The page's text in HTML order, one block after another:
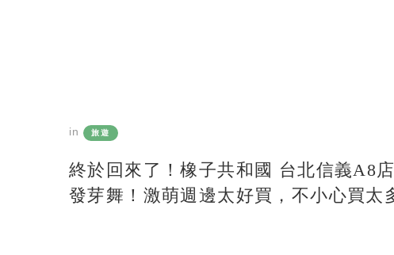
in 旅遊
終於回來了！橡子共和國 台北信義A8
發芽舞！激萌週邊太好買，不小心買太